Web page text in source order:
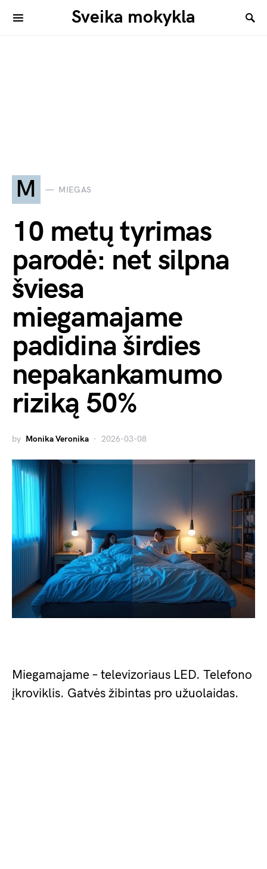
Sveika mokykla
M MIEGAS
10 metų tyrimas
parodė: net silpna
šviesa
miegamajame
padidina širdies
nepakankamumo
riziką 50%
by Monika Veronika 2026-03-08
Miegamajame – televizoriaus LED. Telefono
įkroviklis. Gatvės žibintas pro užuolaidas.